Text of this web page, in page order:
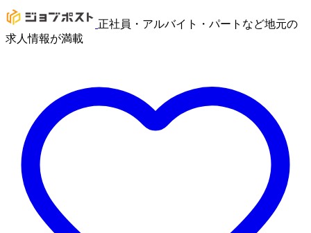
正社員・アルバイト・パートなど地元の
求人情報が満載